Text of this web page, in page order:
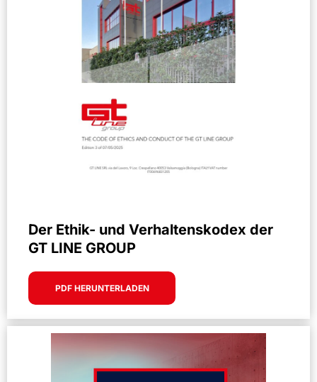
Der Ethik- und Verhaltenskodex der
GT LINE GROUP
PDF HERUNTERLADEN